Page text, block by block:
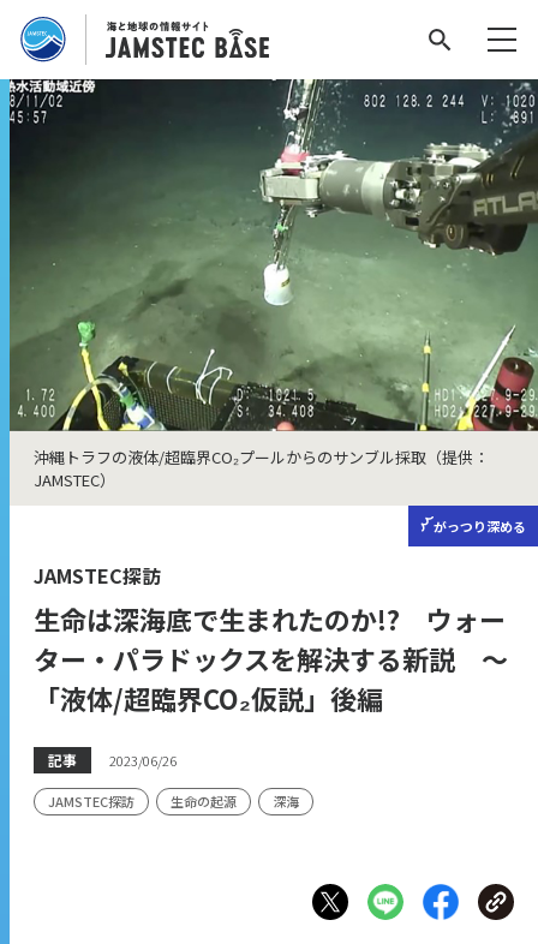
沖縄トラフの液体/超臨界CO₂プールからのサンブル採取（提供：
JAMSTEC）
がっつり深める
JAMSTEC探訪
生命は深海底で生まれたのか!? ウォー
ター・パラドックスを解決する新説 ～
「液体/超臨界CO₂仮説」後編
記事 2023/06/26
JAMSTEC探訪 生命の起源 深海